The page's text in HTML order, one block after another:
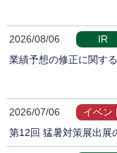
2026/08/06
IR
業績予想の修正に関す
2026/07/06
イベン
第12回 猛暑対策展出展